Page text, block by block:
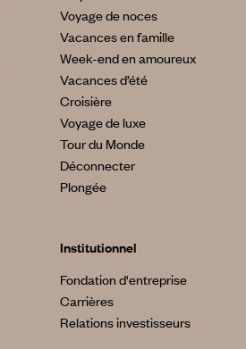
Voyage de noces
Vacances en famille
Week-end en amoureux
Vacances d’été
Croisière
Voyage de luxe
Tour du Monde
Déconnecter
Plongée
Institutionnel
Fondation d'entreprise
Carrières
Relations investisseurs